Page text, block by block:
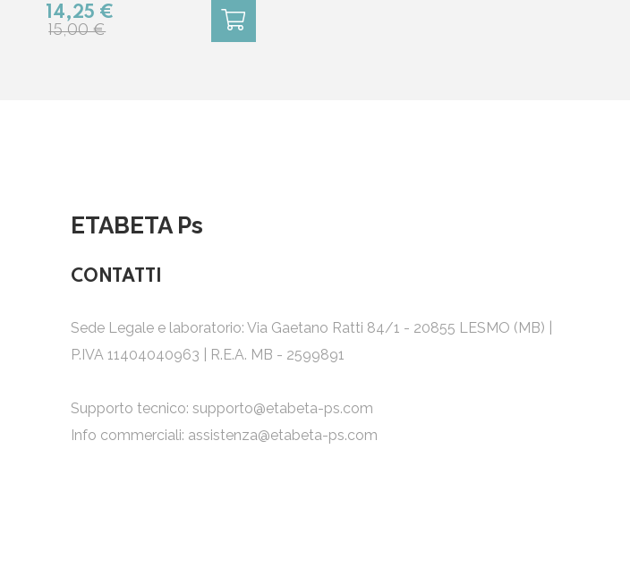
anticipò la cura
della polio
15,00 €
14,25 €
ETABETA Ps
CONTATTI
Sede Legale e laboratorio: Via Gaetano Ratti 84/1 - 20855 LESMO (MB) |
P.IVA 11404040963 | R.E.A. MB - 2599891
Supporto tecnico: supporto@etabeta-ps.com
Info commerciali: assistenza@etabeta-ps.com